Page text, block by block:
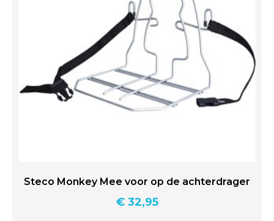
Steco Monkey Mee voor op de achterdrager
€32,95